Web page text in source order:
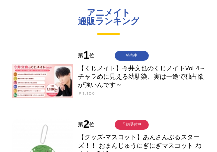
アニメイト
通販ランキング
第1位
【くじメイト】今井文也のくじメイトVol.4～
チャラめに見える幼馴染、実は一途で独占欲
が強いんです～
￥1,100
発売中
第2位
【グッズ-マスコット】あんさんぶるスター
ズ！！ おまんじゅうにぎにぎマスコット ね
予約受付中